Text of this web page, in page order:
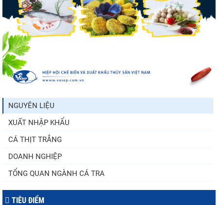
Trung Quốc tăng mạnh nhập khẩu mực,
trong khi nguồn cung...
Xuất khẩu cá ngừ Việt Nam sang Canada
tăng nhẹ, áp lực mới...
NGUYÊN LIỆU
XUẤT NHẬP KHẨU
CÁ THỊT TRẮNG
DOANH NGHIỆP
TỔNG QUAN NGÀNH CÁ TRA
TIÊU ĐIỂM